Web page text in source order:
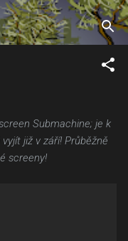
Submachine; je k
již v září! Průběžně
screeny!